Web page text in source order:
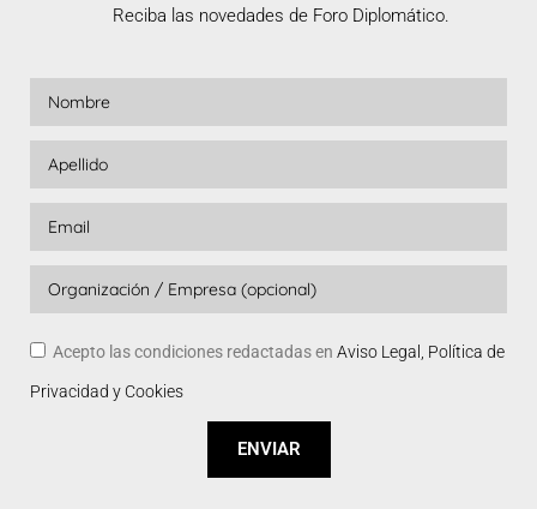
Reciba las novedades de Foro Diplomático.
Acepto las condiciones redactadas en Aviso Legal, Política de
Privacidad y Cookies
ENVIAR